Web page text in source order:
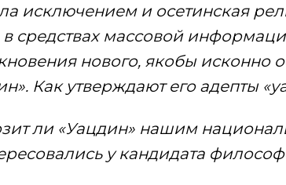
исключением и осетинская
средствах массовой
нового, якобы исконно
Как утверждают его адепты
ли «Уацдин» нашим
укандидата